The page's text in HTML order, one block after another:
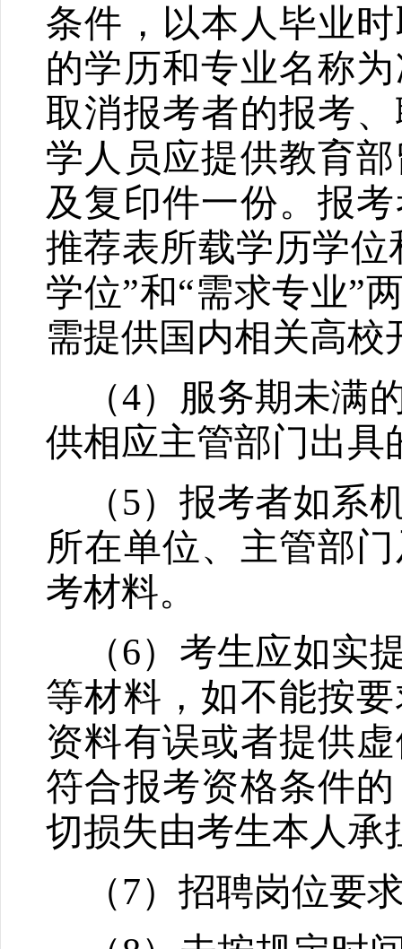
条件，以本人毕业
的学历和专业名称
取消报考者的报考
学人员应提供教育
及复印件一份。报
推荐表所载学历学
学位”和“需求专业”
需提供国内相关高
（4）服务期未满
供相应主管部门出具
（5）报考者如系
所在单位、主管部
考材料。
（6）考生应如实
等材料，如不能按
资料有误或者提供
符合报考资格条件
切损失由考生本人承
（7）招聘岗位要